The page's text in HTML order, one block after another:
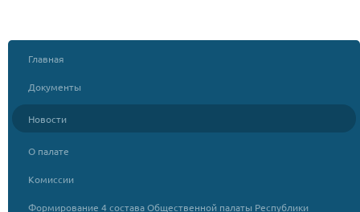
Главная
Документы
Новости
О палате
Комиссии
Формирование 4 состава Общественной палаты Республики